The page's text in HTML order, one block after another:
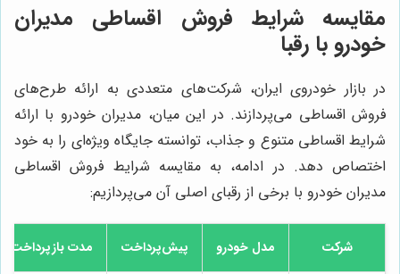
مقایسه شرایط فروش اقساطی مدیران
خودرو با رقبا
در بازار خودروی ایران، شرکت‌های متعددی به ارائه طرح‌های
فروش اقساطی می‌پردازند. در این میان، مدیران خودرو با ارائه
شرایط اقساطی متنوع و جذاب، توانسته جایگاه ویژه‌ای را به خود
اختصاص دهد. در ادامه، به مقایسه شرایط فروش اقساطی
مدیران خودرو با برخی از رقبای اصلی آن می‌پردازیم:
شرکت مدل خودرو پیش‌پرداخت مدت بازپرداخت